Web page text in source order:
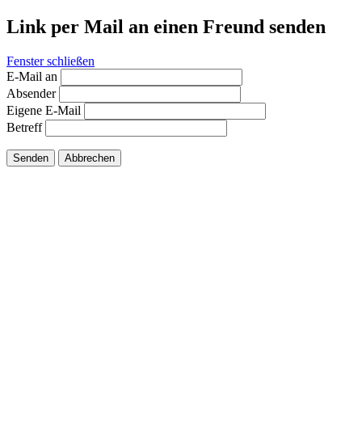
Link per Mail an einen Freund senden
Fenster schließen
E-Mail an
Absender
Eigene E-Mail
Betreff
Senden Abbrechen